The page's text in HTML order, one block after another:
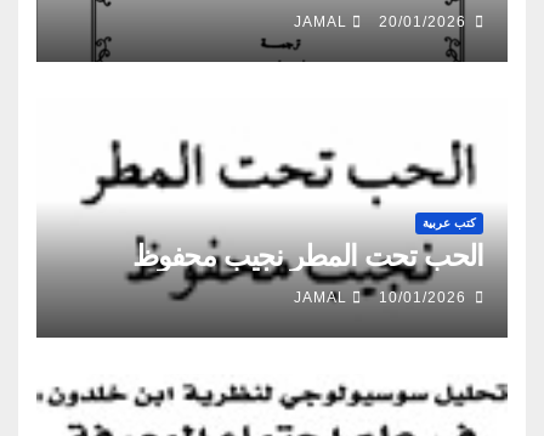
20/01/2026
JAMAL
كتب عربية
الحب تحت المطر نجيب محفوظ
10/01/2026
JAMAL